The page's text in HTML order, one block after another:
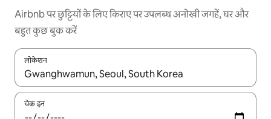
Airbnb पर छुट्टियों के लिए किराए पर उपलब्ध अनोखी जगहें, घर और
बहुत कुछ बुक करें
लोकेशन
नतीजों के उपलब्ध होने पर, अप और डाउन 'ऐरो की' का इस्तेमाल करके नेविगेट
चेक इन